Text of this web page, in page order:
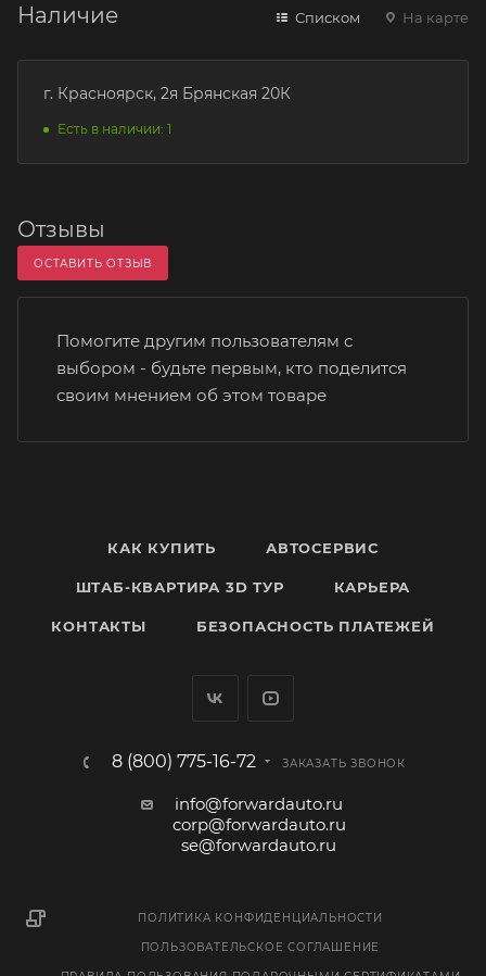
Наличие Списком На карте
г. Красноярск, 2я Брянская 20К
Есть в наличии: 1
Отзывы
ОСТАВИТЬ ОТЗЫВ
Помогите другим пользователям с
выбором - будьте первым, кто поделится
своим мнением об этом товаре
КАК КУПИТЬ АВТОСЕРВИС
ШТАБ-КВАРТИРА 3D ТУР КАРЬЕРА
КОНТАКТЫ БЕЗОПАСНОСТЬ ПЛАТЕЖЕЙ
8 (800) 775-16-72 ЗАКАЗАТЬ ЗВОНОК
info@forwardauto.ru
corp@forwardauto.ru
se@forwardauto.ru
ПОЛИТИКА КОНФИДЕНЦИАЛЬНОСТИ
ПОЛЬЗОВАТЕЛЬСКОЕ СОГЛАШЕНИЕ